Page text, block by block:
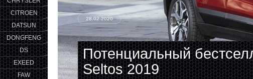
CITROEN
DATSUN
DONGFENG
DS
EXEED
FAW
28.02.2020
Потенциальный
Seltos 2019